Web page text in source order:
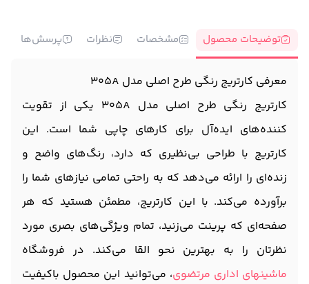
توضیحات محصول مشخصات نظرات پرسش‌ها
معرفی کارتریج رنگی طرح اصلی مدل 305A
کارتریج رنگی طرح اصلی مدل 305A یکی از تقویت
کننده‌های ایده‌آل برای کارهای چاپی شما است. این
کارتریج با طراحی بی‌نظیری که دارد، رنگ‌های واضح و
زنده‌ای را ارائه می‌دهد که به راحتی تمامی نیازهای شما را
برآورده می‌کند. با این کارتریج، مطمئن هستید که هر
صفحه‌ای که پرینت می‌زنید، تمام ویژگی‌های بصری مورد
نظرتان را به بهترین نحو القا می‌کند. در فروشگاه
ماشینهای اداری مرتضوی، می‌توانید این محصول باکیفیت